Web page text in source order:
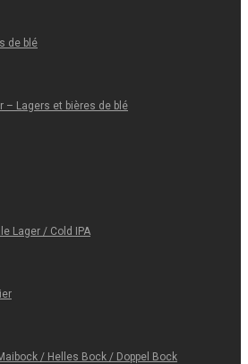
de blé
– Lagers et bières de blé
Lager / Cold IPA
/ Helles Bock / Doppel Bock